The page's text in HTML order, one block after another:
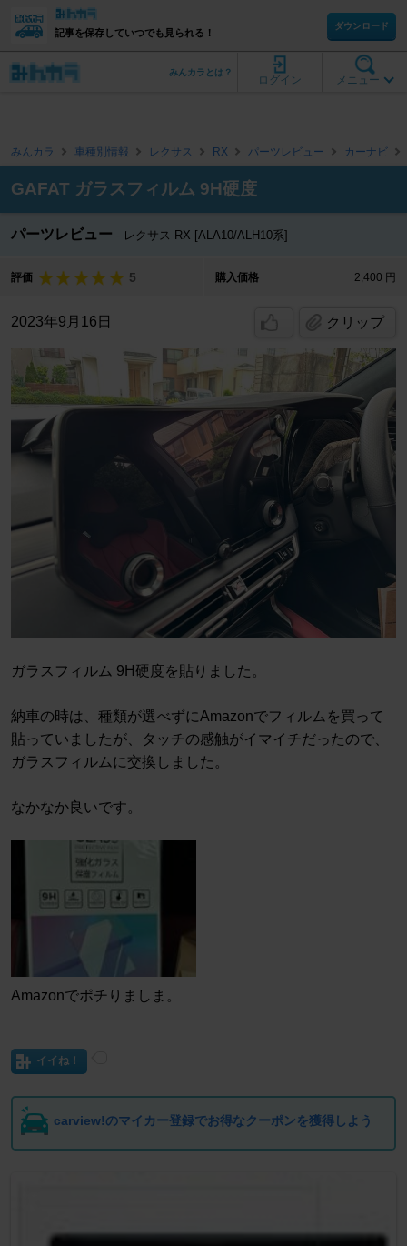
記事を保存していつでも見られる！
ダウンロード
メニュー
ログイン
みんカラとは？
みんカラ 車種別情報 レクサス RX パーツレビュー カーナビ
GAFAT ガラスフィルム 9H硬度
パーツレビュー レクサス RX [ALA10/ALH10系]
評価 5 購入価格 2,400 円
2023年9月16日 クリップ
ガラスフィルム 9H硬度を貼りました。
納車の時は、種類が選べずにAmazonでフィルムを買って
貼っていましたが、タッチの感触がイマイチだったので、
ガラスフィルムに交換しました。
なかなか良いです。
Amazonでポチりましま。
イイね！
carview!のマイカー登録でお得なクーポンを獲得しよう